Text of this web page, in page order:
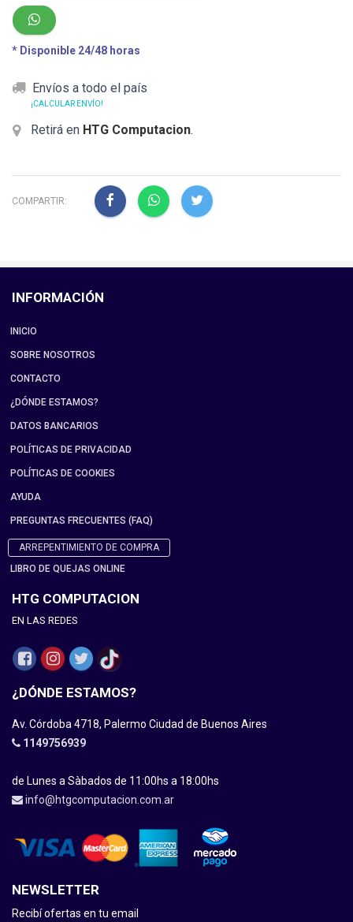
* Disponible 24/48 horas
Envíos a todo el país
¡CALCULAR ENVÍO!
Retirá en HTG Computacion.
COMPARTIR:
INFORMACIÓN
INICIO
SOBRE NOSOTROS
CONTACTO
¿DÓNDE ESTAMOS?
DATOS BANCARIOS
POLÍTICAS DE PRIVACIDAD
POLÍTICAS DE COOKIES
AYUDA
PREGUNTAS FRECUENTES (FAQ)
ARREPENTIMIENTO DE COMPRA
LIBRO DE QUEJAS ONLINE
HTG COMPUTACION
EN LAS REDES
¿DÓNDE ESTAMOS?
Av. Córdoba 4718, Palermo Ciudad de Buenos Aires
1149756939
de Lunes a Sàbados de 11:00hs a 18:00hs
info@htgcomputacion.com.ar
NEWSLETTER
Recibí ofertas en tu email